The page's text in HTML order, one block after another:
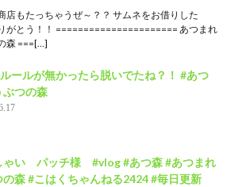
店もたっちゃうぜ～？？ サムネをお借りした
がとう！！ ====================== あつまれ
森 ===[…]
ールが無かったら脱いでたね？！ #あつ
ぶつの森
ゃい パッチ様 #vlog #あつ森 #あつまれ
の森 #こはくちゃんねる2424 #毎日更新